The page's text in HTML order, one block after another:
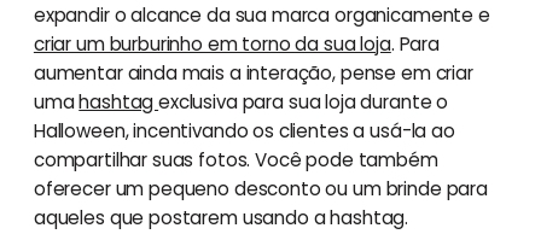
expandir o alcance da sua marca organicamente e
criar um burburinho em torno da sua loja. Para
aumentar ainda mais a interação, pense em criar
umahashtagexclusiva para sua loja durante o
Halloween, incentivando os clientes a usá-la ao
compartilhar suas fotos. Você pode também
oferecer um pequeno desconto ou um brinde para
aqueles que postarem usando a hashtag.